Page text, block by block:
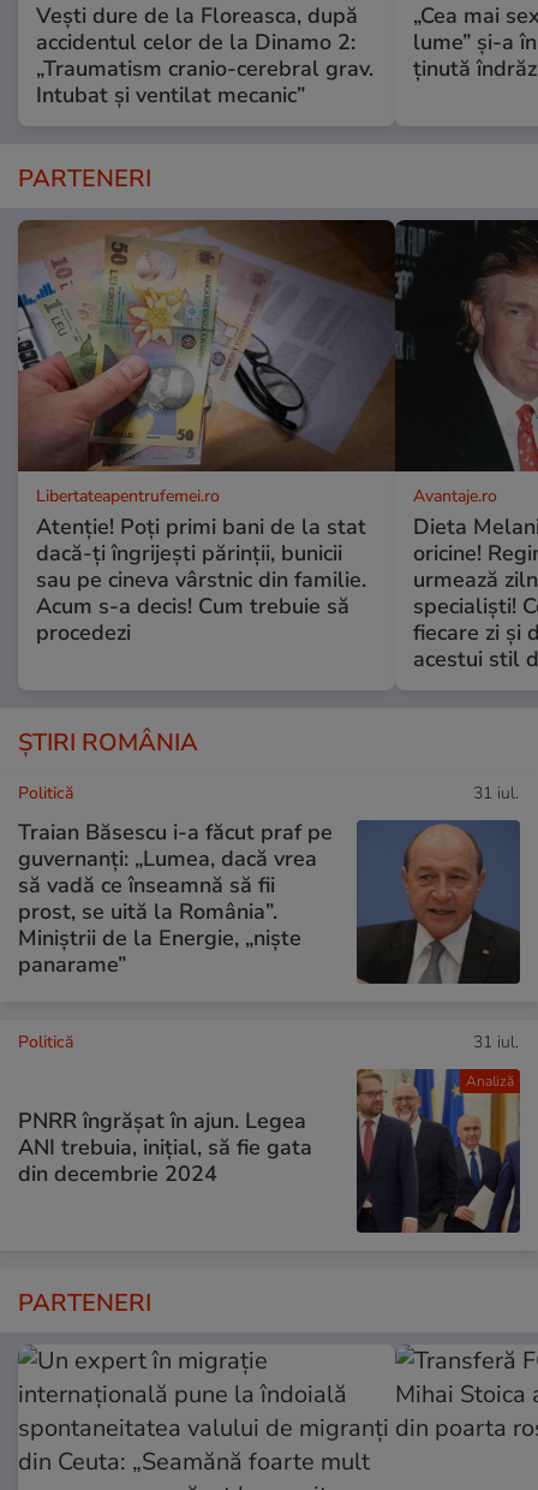
Vești dure de la Floreasca, după
accidentul celor de la Dinamo 2:
„Traumatism cranio-cerebral grav.
Intubat și ventilat mecanic”
„Cea mai
lume” și-a
ținută
PARTENERI
Libertateapentrufemei.ro
Atenție! Poți primi bani de la stat
dacă-ți îngrijești părinții, bunicii
sau pe cineva vârstnic din familie.
Acum s-a decis! Cum trebuie să
procedezi
Avantaje.ro
Dieta
oricine!
urmează
specialiști!
fiecare zi și
acestui stil
ȘTIRI ROMÂNIA
Politică 31 iul.
Traian Băsescu i-a făcut praf pe
guvernanți: „Lumea, dacă vrea
să vadă ce înseamnă să fii
prost, se uită la România”.
Miniștrii de la Energie, „niște
panarame”
Analiză
Politică 31 iul.
PNRR îngrășat în ajun. Legea
ANI trebuia, inițial, să fie gata
din decembrie 2024
PARTENERI